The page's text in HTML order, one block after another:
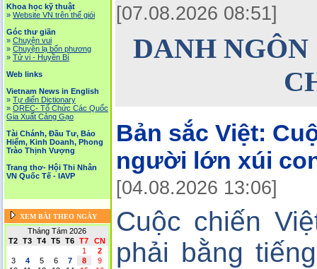
Khoa học kỹ thuật
» Website VN trên thế giói
Góc thư giãn
» Chuyện vui
» Chuyện lạ bốn phương
» Tử vi - Huyền Bí
Web links
Vietnam News in English
» Tự điển Dictionary
» OREC- Tố Chức Các Quốc
Gia Xuất Cảng Gạo
Tài Chánh, Đầu Tư, Bảo
Hiểm, Kinh Doanh, Phong
Trào Thịnh Vượng
Trang thơ- Hội Thi Nhân
VN Quốc Tế - IAVP
XEM BÀI THEO NGÀY
Tháng Tám 2026
T2
T3 T4 T5 T6 T7
CN
1
2
3
4 5 6 7 8
9
[07.08.2026 08:51]
DANH
Bản sắc Việt:
người lớn xúi
[04.08.2026 13:06]
Cuộc chiến